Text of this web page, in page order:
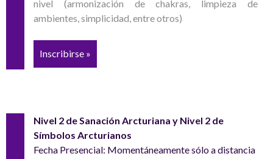
nivel (armonización de chakras, limpieza de
ambientes, simplicidad, entre otros)
Inscribirse »
Nivel 2 de Sanación Arcturiana y Nivel 2 de
Símbolos Arcturianos
Fecha Presencial: Momentáneamente sólo a distancia